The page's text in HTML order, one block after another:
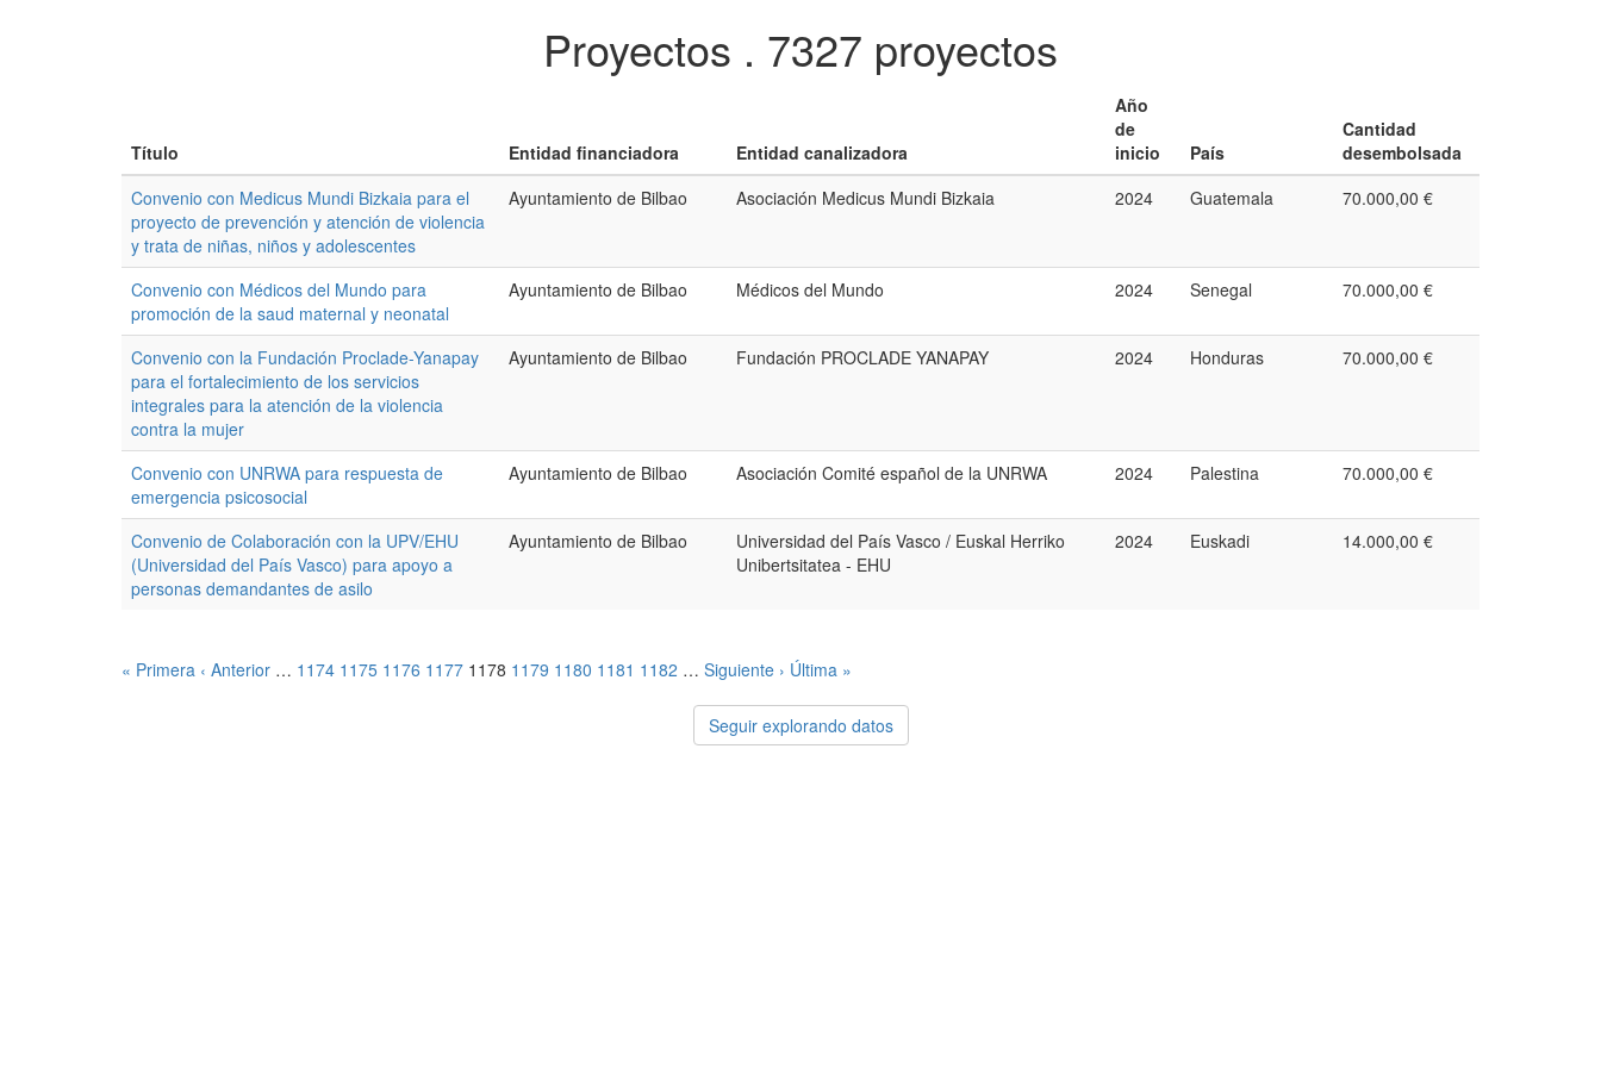
Proyectos . 7327 proyectos
Título Entidad financiadora Entidad canalizadora
Año
de
inicio
País
Cantidad
desembolsada
Convenio con Medicus Mundi Bizkaia para el
proyecto de prevención y atención de violencia
y trata de niñas, niños y adolescentes
Ayuntamiento de Bilbao Asociación Medicus Mundi Bizkaia 2024 Guatemala 70.000,00 €
Convenio con Médicos del Mundo para
promoción de la saud maternal y neonatal
Ayuntamiento de Bilbao Médicos del Mundo 2024 Senegal 70.000,00 €
Convenio con la Fundación Proclade-Yanapay
para el fortalecimiento de los servicios
integrales para la atención de la violencia
contra la mujer
Ayuntamiento de Bilbao Fundación PROCLADE YANAPAY 2024 Honduras 70.000,00 €
Convenio con UNRWA para respuesta de
emergencia psicosocial
Ayuntamiento de Bilbao Asociación Comité español de la UNRWA 2024 Palestina 70.000,00 €
Convenio de Colaboración con la UPV/EHU
(Universidad del País Vasco) para apoyo a
personas demandantes de asilo
Ayuntamiento de Bilbao
Universidad del País Vasco / Euskal Herriko
Unibertsitatea - EHU
2024 Euskadi 14.000,00 €
« Primera ‹ Anterior … 1174 1175 1176 1177 1178 1179 1180 1181 1182 … Siguiente › Última »
Seguir explorando datos